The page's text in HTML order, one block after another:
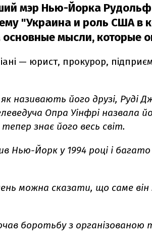
мэр Нью-Йорка
"Украина и роль США в
мысли, которые
— юрист, прокурор,
називають його друзі, Руді
Опра Уінфрі назвала
знає його весь світ.
Нью-Йорк у 1994 році і
можна сказати, що саме
боротьбу з